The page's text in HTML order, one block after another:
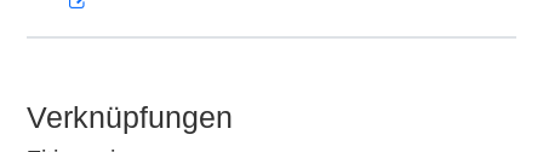
Verknüpfungen